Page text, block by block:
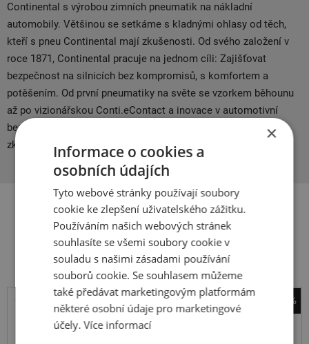
Continental s výrobou zimních pneumatik na nákladní
automobily. Většinou se setkáme s kladnými ohlasy od těch,
kteří s pneu Continental mají zkušenosti. Od svého založení v
roce 1871, Continental pracuje na jednom cíli: Zajišťovat
bezpečnost na silnicích bez kompromisů, s komfortem a
potěšením. Od první pneumatiky na světe se vzorkem běhounu
až po vizionářskou Conti.eContact a inovace v automotivní
bezpečnosti – více než 140 let, neustále rozvíjíme naše
zkušenosti v mobilitě, dopravě a procesech.
Související produkty
-35%
Barum
×
Informace o cookies a
osobních údajích
Tyto webové stránky používají soubory
cookie ke zlepšení uživatelského zážitku.
Používáním našich webových stránek
souhlasíte se všemi soubory cookie v
souladu s našimi zásadami používání
souborů cookie. Se souhlasem můžeme
také předávat marketingovým platformám
některé osobní údaje pro marketingové
účely.Více informací